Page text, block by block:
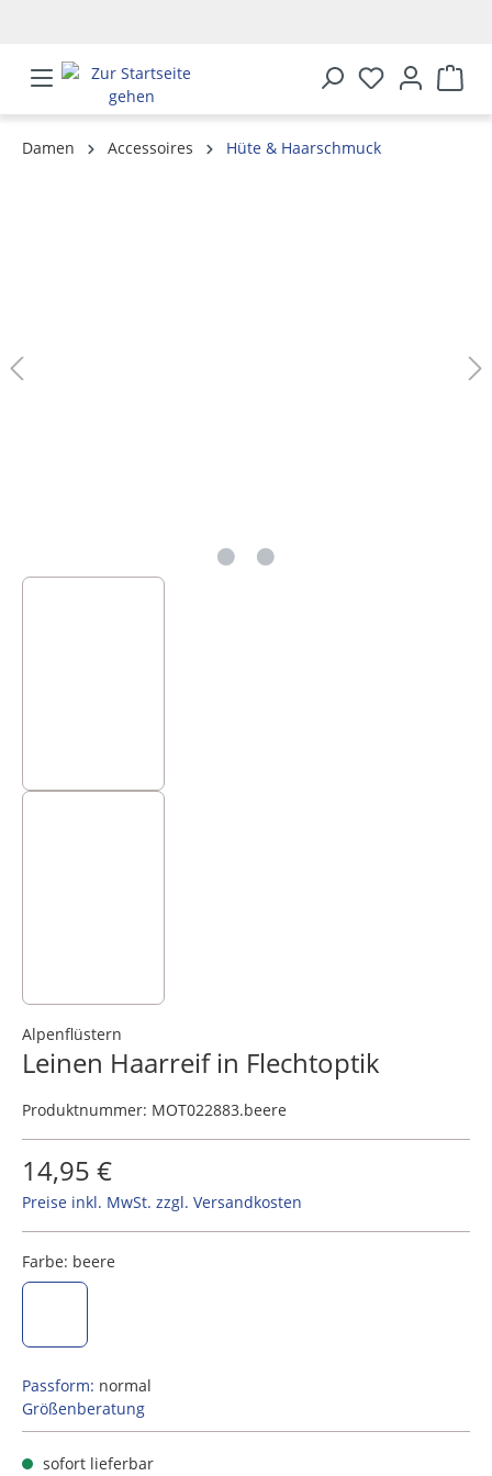
Damen Accessoires
Hüte & Haarschmuck
Alpenflüstern
Leinen Haarreif in Flechtoptik
Produktnummer: MOT022883.beere
14,95 €
Preise inkl. MwSt. zzgl. Versandkosten
Farbe: beere
Passform: normal
Größenberatung
sofort lieferbar